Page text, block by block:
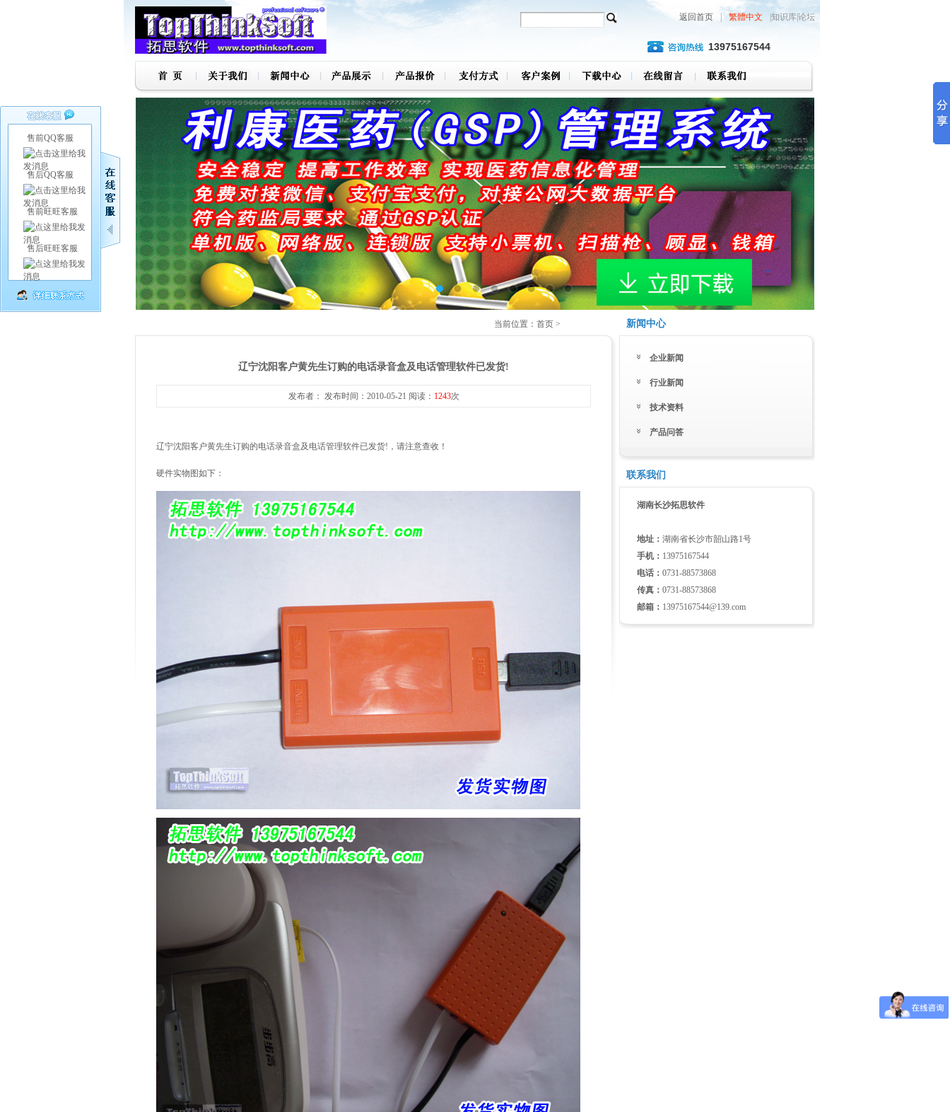
返回首页 繁體中文 |知识库|论坛
13975167544
8
当前位置：首页 >
辽宁沈阳客户黄先生订购的电话录音盒及电话管理软件已发货!
发布者： 发布时间：2010-05-21 阅读： 1243次
辽宁沈阳客户黄先生订购的电话录音盒及电话管理软件已发货!，请注意查收！
硬件实物图如下：
新闻中心
企业新闻
行业新闻
技术资料
产品问答
联系我们
湖南长沙拓思软件
地址： 湖南省长沙市韶山路1号
手机： 13975167544
电话： 0731-88573868
传真： 0731-88573868
邮箱： 13975167544@139.com
售前QQ客服
售后QQ客服
售前旺旺客服
售后旺旺客服